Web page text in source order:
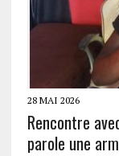
28 MAI 2026
Rencontre
parole une